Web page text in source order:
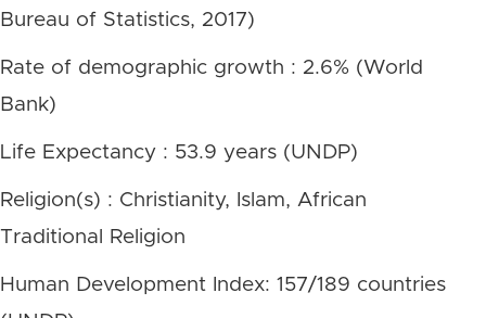
Bureau of Statistics, 2017)
Rate of demographic growth : 2.6% (World
Bank)
Life Expectancy : 53.9 years (UNDP)
Religion(s) : Christianity, Islam, African
Traditional Religion
Human Development Index: 157/189 countries